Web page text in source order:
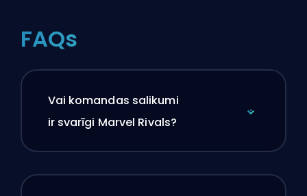
FAQs
Vai komandas salikumi
ir svarīgi Marvel Rivals?